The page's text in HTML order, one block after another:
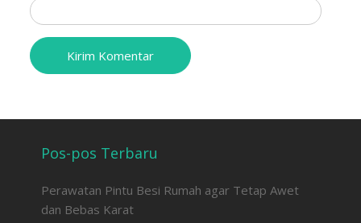
Pos-pos Terbaru
Perawatan Pintu Besi Rumah agar Tetap Awet
dan Bebas Karat